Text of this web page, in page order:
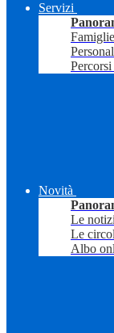
Servizi
Novità
Le
Le
Albo